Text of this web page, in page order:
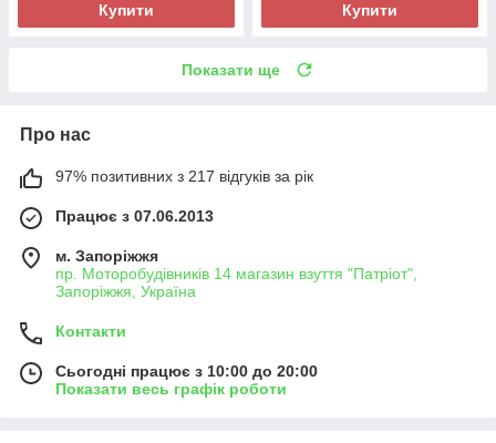
Купити Купити
Показати ще
Про нас
97% позитивних з 217 відгуків за рік
Працює з 07.06.2013
м. Запоріжжя
пр. Моторобудівників 14 магазин взуття "Патріот",
Запоріжжя, Україна
Контакти
Сьогодні працює з 10:00 до 20:00
Показати весь графік роботи